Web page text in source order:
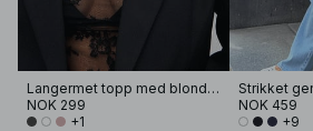
Langermet topp med blonder
NOK 299
+1
NOK 459
+9